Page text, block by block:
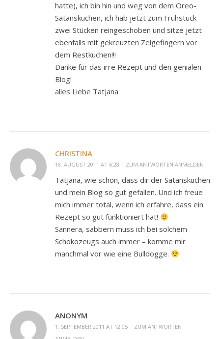
hatte), ich bin hin und weg von dem Oreo-
Satanskuchen, ich hab jetzt zum Frühstück
zwei Stücken reingeschoben und sitze jetzt
ebenfalls mit gekreuzten Zeigefingern vor
dem Restkuchen!!!
Danke für das irre Rezept und den genialen
Blog!
alles Liebe Tatjana
CHRISTINA
18. AUGUST 2011 AT 6:28 ZUM ANTWORTEN ANMELDEN
Tatjana, wie schön, dass dir der Satanskuchen
und mein Blog so gut gefallen. Und ich freue
mich immer total, wenn ich erfahre, dass ein
Rezept so gut funktioniert hat!
Sannera, sabbern muss ich bei solchem
Schokozeugs auch immer – komme mir
manchmal vor wie eine Bulldogge.
ANONYM
1. SEPTEMBER 2011 AT 12:05
ZUM ANTWORTEN